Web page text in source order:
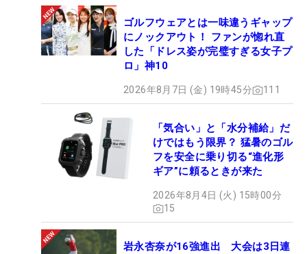
ゴルフウェアとは一味違うギャップ
にノックアウト！ ファンが惚れ直
した「ドレス姿が完璧すぎる女子プ
ロ」神10
2026年8月7日 (金) 19時45分 111
「気合い」と「水分補給」だ
けではもう限界？ 猛暑のゴル
フを安全に乗り切る“進化形
ギア”に頼るときが来た
2026年8月4日 (火) 15時00分
15
岩永杏奈が16強進出 大会は3日連